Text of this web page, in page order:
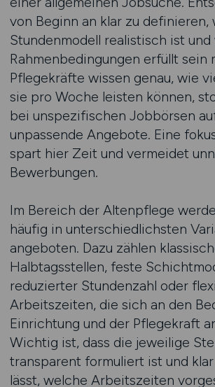
von Beginn an klar zu definieren,
Stundenmodell realistisch ist
Rahmenbedingungen erfüllt sein
Pflegekräfte wissen genau, wie
sie pro Woche leisten können,
bei unspezifischen Jobbörsen
unpassende Angebote. Eine
spart hier Zeit und vermeidet
Bewerbungen.
Im Bereich der Altenpflege
häufig in unterschiedlichsten
angeboten. Dazu zählen
Halbtagsstellen, feste
reduzierter Stundenzahl oder
Arbeitszeiten, die sich an den
Einrichtung und der Pflegekraft
Wichtig ist, dass die jeweilige
transparent formuliert ist und
lässt, welche Arbeitszeiten